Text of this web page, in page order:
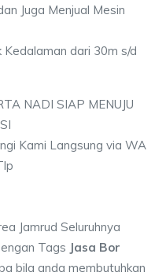
Juga Menjual Mesin
Kedalaman dari 30m s/d
NADI SIAP MENUJU
Kami Langsung via WA
Jamrud Seluruhnya
Tags Jasa Bor
bila anda membutuhkan